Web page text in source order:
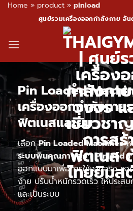
Home » product » pinload
content
ศูนย์รวมเครื่องออกกำลังกาย อั
Pin Loaded
เครื่องออกกำลังกา
ฟิตเนสและยิม
เลือกPin Loaded Machinesห
ระบบพินคุณภาพสูง ( Pinload )
ออกแบบมาเพื่อการใช้งานจริง รอ
ง่าย ปรับน้ำหนักรวดเร็ว ให้ประ
และเป็นระบบ